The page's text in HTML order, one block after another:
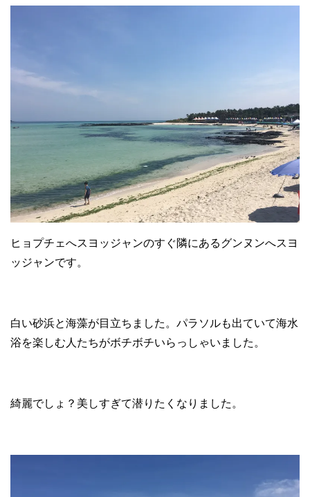
ヒョプチェへスヨッジャンのすぐ隣にあるグンヌンへスヨ
ッジャンです。
白い砂浜と海藻が目立ちました。パラソルも出ていて海水
浴を楽しむ人たちがボチボチいらっしゃいました。
綺麗でしょ？美しすぎて潜りたくなりました。